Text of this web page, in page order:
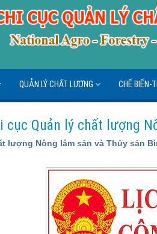
QUẢN LÝ CHẤT LƯỢNG CHẾ BIẾN-
cục Quản lý chất lượng
lượng Nông lâm sản và Thủy sản